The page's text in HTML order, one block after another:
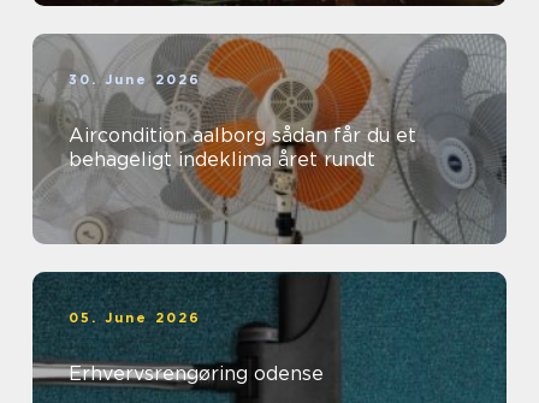
30. June 2026
Aircondition aalborg sådan får du et
behageligt indeklima året rundt
05. June 2026
Erhvervsrengøring odense